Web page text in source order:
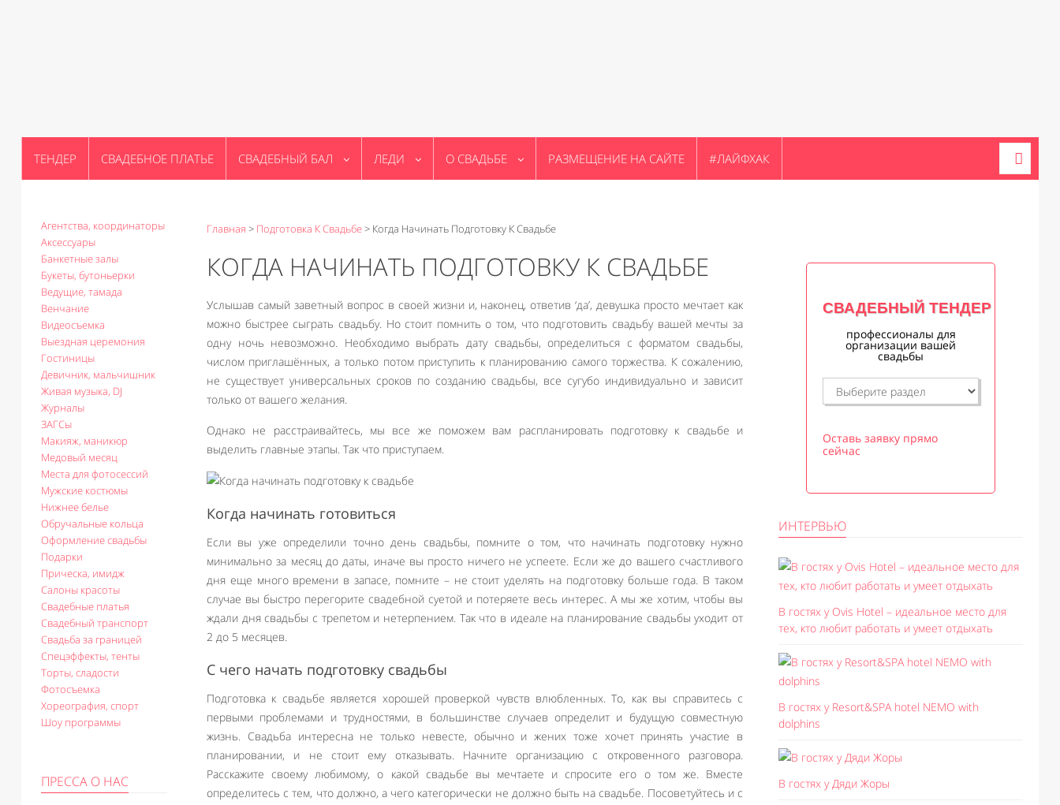
ТЕНДЕР СВАДЕБНОЕ ПЛАТЬЕ СВАДЕБНЫЙ БАЛ ЛЕДИ О СВАДЬБЕ РАЗМЕЩЕНИЕ НА САЙТЕ #ЛАЙФХАК
Агентства, координаторы
Аксессуары
Банкетные залы
Букеты, бутоньерки
Ведущие, тамада
Венчание
Видеосъемка
Выездная церемония
Гостиницы
Девичник, мальчишник
Живая музыка, DJ
Журналы
ЗАГСы
Макияж, маникюр
Медовый месяц
Места для фотосессий
Мужские костюмы
Нижнее белье
Обручальные кольца
Оформление свадьбы
Подарки
Прическа, имидж
Салоны красоты
Свадебные платья
Свадебный транспорт
Свадьба за границей
Спецэффекты, тенты
Торты, сладости
Фотосъемка
Хореография, спорт
Шоу программы
ПРЕССА О НАС
Главная > Подготовка К Свадьбе> Когда Начинать Подготовку К Свадьбе
КОГДА НАЧИНАТЬ ПОДГОТОВКУ К СВАДЬБЕ
Услышав самый заветный вопрос в своей жизни и, наконец, ответив ‘да’, девушка просто мечтает как
можно быстрее сыграть свадьбу. Но стоит помнить о том, что подготовить свадьбу вашей мечты за
одну ночь невозможно. Необходимо выбрать дату свадьбы, определиться с форматом свадьбы,
числом приглашённых, а только потом приступить к планированию самого торжества. К сожалению,
не существует универсальных сроков по созданию свадьбы, все сугубо индивидуально и зависит
только от вашего желания.
Однако не расстраивайтесь, мы все же поможем вам распланировать подготовку к свадьбе и
выделить главные этапы. Так что приступаем.
Когда начинать готовиться
Если вы уже определили точно день свадьбы, помните о том, что начинать подготовку нужно
минимально за месяц до даты, иначе вы просто ничего не успеете. Если же до вашего счастливого
дня еще много времени в запасе, помните – не стоит уделять на подготовку больше года. В таком
случае вы быстро перегорите свадебной суетой и потеряете весь интерес. А мы же хотим, чтобы вы
ждали дня свадьбы с трепетом и нетерпением. Так что в идеале на планирование свадьбы уходит от
2 до 5 месяцев.
С чего начать подготовку свадьбы
Подготовка к свадьбе является хорошей проверкой чувств влюбленных. То, как вы справитесь с
первыми проблемами и трудностями, в большинстве случаев определит и будущую совместную
жизнь. Свадьба интересна не только невесте, обычно и жених тоже хочет принять участие в
планировании, и не стоит ему отказывать. Начните организацию с откровенного разговора.
Расскажите своему любимому, о какой свадьбе вы мечтаете и спросите его о том же. Вместе
определитесь с тем, что должно, а чего категорически не должно быть на свадьбе. Посоветуйтесь и с
СВАДЕБНЫЙ ТЕНДЕР
профессионалы для
организации вашей
свадьбы
Оставь заявку прямо
сейчас
ИНТЕРВЬЮ
В гостях у Ovis Hotel – идеальное место для
тех, кто любит работать и умеет отдыхать
В гостях у Resort&SPA hotel NEMO with
dolphins
В гостях у Дяди Жоры